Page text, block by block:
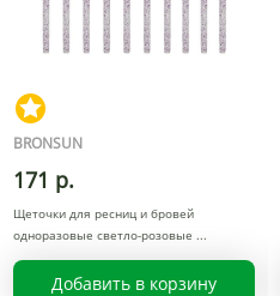
BRONSUN
171 р.
Щеточки для ресниц и бровей
одноразовые светло-розовые
Добавить в корзину